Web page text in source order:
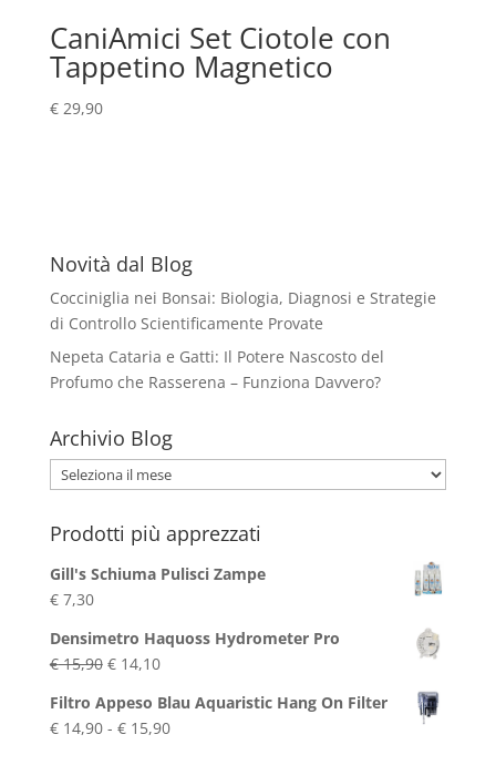
CaniAmici Set Ciotole con
Tappetino Magnetico
€29,90
Novità dal Blog
Cocciniglia nei Bonsai: Biologia, Diagnosi e Strategie
di Controllo Scientificamente Provate
Nepeta Cataria e Gatti: Il Potere Nascosto del
Profumo che Rasserena – Funziona Davvero?
Archivio Blog
Archivio
Blog
Prodotti più apprezzati
Gill's Schiuma Pulisci Zampe
€7,30
Densimetro Haquoss Hydrometer Pro
€15,90 Il
originale
era:
€14,10Il
attuale
è:
Filtro Appeso Blau Aquaristic Hang On Filter
€14,90 - €15,90Fascia